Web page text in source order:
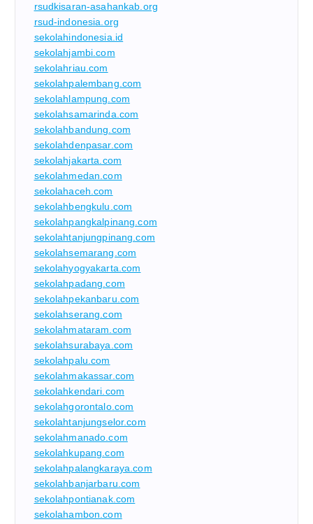
rsudkisaran-asahankab.org
rsud-indonesia.org
sekolahindonesia.id
sekolahjambi.com
sekolahriau.com
sekolahpalembang.com
sekolahlampung.com
sekolahsamarinda.com
sekolahbandung.com
sekolahdenpasar.com
sekolahjakarta.com
sekolahmedan.com
sekolahaceh.com
sekolahbengkulu.com
sekolahpangkalpinang.com
sekolahtanjungpinang.com
sekolahsemarang.com
sekolahyogyakarta.com
sekolahpadang.com
sekolahpekanbaru.com
sekolahserang.com
sekolahmataram.com
sekolahsurabaya.com
sekolahpalu.com
sekolahmakassar.com
sekolahkendari.com
sekolahgorontalo.com
sekolahtanjungselor.com
sekolahmanado.com
sekolahkupang.com
sekolahpalangkaraya.com
sekolahbanjarbaru.com
sekolahpontianak.com
sekolahambon.com